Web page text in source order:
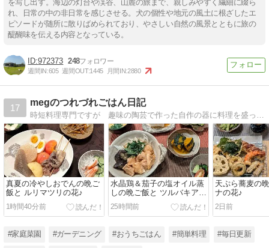
を写し出す。海辺の灯台や渓谷、山麓の旅まで、親しみやすく繊細に綴ら
れ、日常の中の非日常を感じさせる。犬の個性や地元の風土に根ざしたエ
ピソードが随所に散りばめられており、やさしい自然の風景とともに旅の
醍醐味を伝える内容となっている。
972373 248
週間IN:605 週間OUT:1445 月間IN:2880
17
megのつれづれごはん日記
時短料理専門ですが 趣味の陶芸で作った自作の器に料理を盛って楽しんでます。３６０坪の自宅で咲く季節の花々も紹介してます。家庭菜園もしてますよ。
真夏の冷やしおでんの晩ご
飯と ルリマツリの花♪
1時間40分前
水晶鶏＆茄子の塩オイル蒸
しの晩ご飯と ツルバキアの
花♪
25時間前
天ぷら蕎麦の
ナの花♪
2日前
#家庭菜園 #ガーデニング #おうちごはん #簡単料理 #毎日更新